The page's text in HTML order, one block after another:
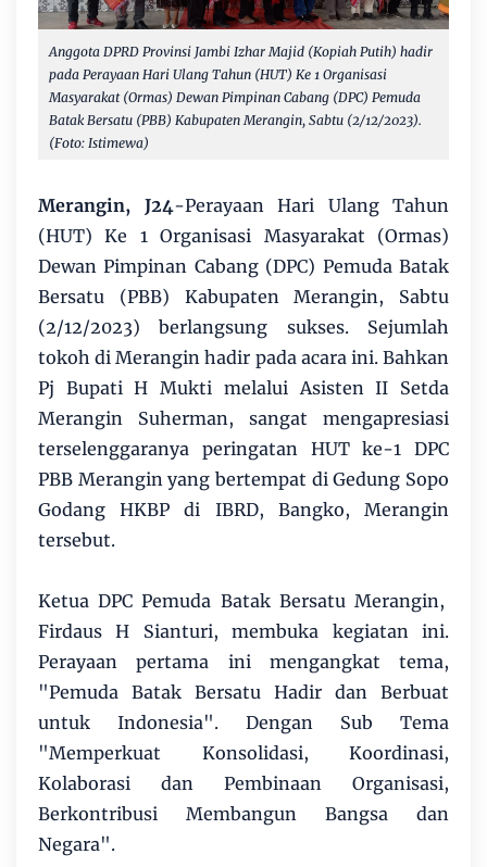
Anggota DPRD Provinsi Jambi Izhar Majid (Kopiah Putih) hadir
pada Perayaan Hari Ulang Tahun (HUT) Ke 1 Organisasi
Masyarakat (Ormas) Dewan Pimpinan Cabang (DPC) Pemuda
Batak Bersatu (PBB) Kabupaten Merangin, Sabtu (2/12/2023).
(Foto: Istimewa)
Merangin, J24-Perayaan Hari Ulang Tahun
(HUT) Ke 1 Organisasi Masyarakat (Ormas)
Dewan Pimpinan Cabang (DPC) Pemuda Batak
Bersatu (PBB) Kabupaten Merangin, Sabtu
(2/12/2023) berlangsung sukses. Sejumlah
tokoh di Merangin hadir pada acara ini. Bahkan
Pj Bupati H Mukti melalui Asisten II Setda
Merangin Suherman, sangat mengapresiasi
terselenggaranya peringatan HUT ke-1 DPC
PBB Merangin yang bertempat di Gedung Sopo
Godang HKBP di IBRD, Bangko, Merangin
tersebut.
Ketua DPC Pemuda Batak Bersatu Merangin,
Firdaus H Sianturi, membuka kegiatan ini.
Perayaan pertama ini mengangkat tema,
"Pemuda Batak Bersatu Hadir dan Berbuat
untuk Indonesia". Dengan Sub Tema
"Memperkuat Konsolidasi, Koordinasi,
Kolaborasi dan Pembinaan Organisasi,
Berkontribusi Membangun Bangsa dan
Negara".